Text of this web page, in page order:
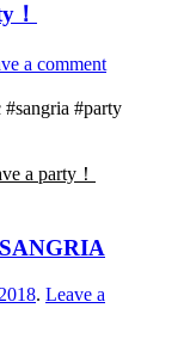
！
a comment
#party
a party！
. Leave a